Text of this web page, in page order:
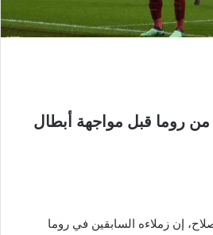
روما قبل مواجهة أبطال
إن زملاءه السابقين في روما